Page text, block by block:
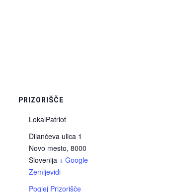
PRIZORIŠČE
LokalPatriot
Dilančeva ulica 1
Novo mesto, 8000
Slovenija + Google
Zemljevidi
Poglej Prizorišče